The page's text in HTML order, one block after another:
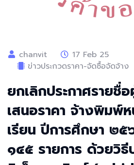
chanvit
17 Feb 25
ข่าวประกวดราคา-จัดซื้อจัดจ้าง
ยกเลิกประกาศรายชื่อ
เสนอราคา จ้างพิมพ์
เรียน ปีการศึกษา ๒๕
๑๔๕ รายการ ด้วยวิธี